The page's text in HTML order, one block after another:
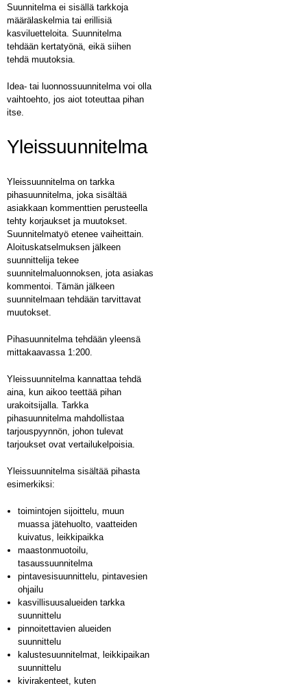
Suunnitelma ei sisällä tarkkoja
määrälaskelmia tai erillisiä
kasviluetteloita. Suunnitelma
tehdään kertatyönä, eikä siihen
tehdä muutoksia.
Idea- tai luonnossuunnitelma voi olla
vaihtoehto, jos aiot toteuttaa pihan
itse.
Yleissuunnitelma
Yleissuunnitelma on tarkka
pihasuunnitelma, joka sisältää
asiakkaan kommenttien perusteella
tehty korjaukset ja muutokset.
Suunnitelmatyö etenee vaiheittain.
Aloituskatselmuksen jälkeen
suunnittelija tekee
suunnitelmaluonnoksen, jota asiakas
kommentoi. Tämän jälkeen
suunnitelmaan tehdään tarvittavat
muutokset.
Pihasuunnitelma tehdään yleensä
mittakaavassa 1:200.
Yleissuunnitelma kannattaa tehdä
aina, kun aikoo teettää pihan
urakoitsijalla. Tarkka
pihasuunnitelma mahdollistaa
tarjouspyynnön, johon tulevat
tarjoukset ovat vertailukelpoisia.
Yleissuunnitelma sisältää pihasta
esimerkiksi:
toimintojen sijoittelu, muun
muassa jätehuolto, vaatteiden
kuivatus, leikkipaikka
maastonmuotoilu,
tasaussuunnitelma
pintavesisuunnittelu, pintavesien
ohjailu
kasvillisuusalueiden tarkka
suunnittelu
pinnoitettavien alueiden
suunnittelu
kalustesuunnitelmat, leikkipaikan
suunnittelu
kivirakenteet, kuten